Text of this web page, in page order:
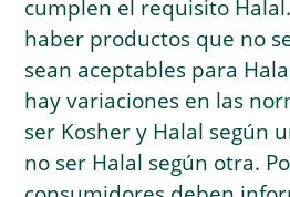
cumplen el requisito
haber productos que no
sean aceptables para
hay variaciones en las
ser Kosher y Halal según
no ser Halal según otra.